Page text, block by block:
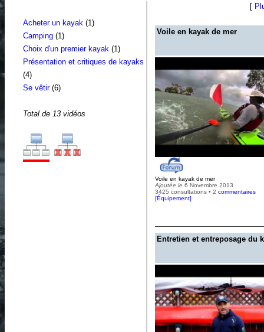
Acheter un kayak(1)
Camping(1)
Choix d'un premier kayak(1)
Présentation et critiques de kayaks
(4)
Se vêtir(6)
Total de 13 vidéos
[
Voile en kayak de mer
Voile en kayak de mer
Ajoutée le 6 Novembre 2013
3425 consultations • 2 commentaires
[Équipement]
Entretien et entreposage du